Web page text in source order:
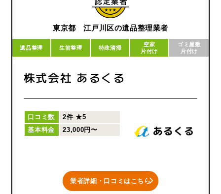
東京都 江戸川区の遺品整理業者
遺品整理 生前整理 特殊清掃
空家
片付け
ゴミ屋敷
片付け
株式会社 あるくる
口コミ数 2件 ★5
基本料金
23,000円〜
業者詳細・口コミはこちら